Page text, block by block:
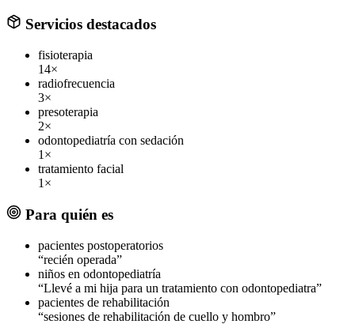
Servicios destacados
fisioterapia
14×
radiofrecuencia
3×
presoterapia
2×
odontopediatría con sedación
1×
tratamiento facial
1×
Para quién es
pacientes postoperatorios
“recién operada”
niños en odontopediatría
“Llevé a mi hija para un tratamiento con odontopediatra”
pacientes de rehabilitación
“sesiones de rehabilitación de cuello y hombro”